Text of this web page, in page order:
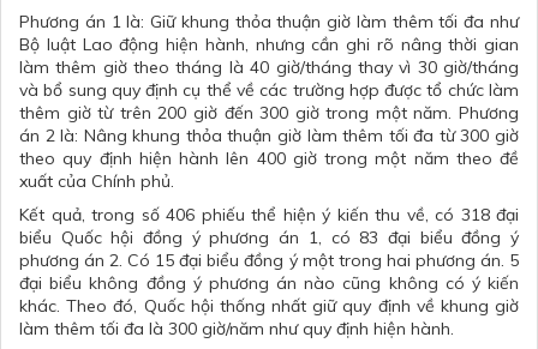
Phương án 1 là: Giữ khung thỏa thuận giờ làm thêm tối đa như
Bộ luật Lao động hiện hành, nhưng cần ghi rõ nâng thời gian
làm thêm giờ theo tháng là 40 giờ/tháng thay vì 30 giờ/tháng
và bổ sung quy định cụ thể về các trường hợp được tổ chức làm
thêm giờ từ trên 200 giờ đến 300 giờ trong một năm. Phương
án 2 là: Nâng khung thỏa thuận giờ làm thêm tối đa từ 300 giờ
theo quy định hiện hành lên 400 giờ trong một năm theo đề
xuất của Chính phủ.
Kết quả, trong số 406 phiếu thể hiện ý kiến thu về, có 318 đại
biểu Quốc hội đồng ý phương án 1, có 83 đại biểu đồng ý
phương án 2. Có 15 đại biểu đồng ý một trong hai phương án. 5
đại biểu không đồng ý phương án nào cũng không có ý kiến
khác. Theo đó, Quốc hội thống nhất giữ quy định về khung giờ
làm thêm tối đa là 300 giờ/năm như quy định hiện hành.